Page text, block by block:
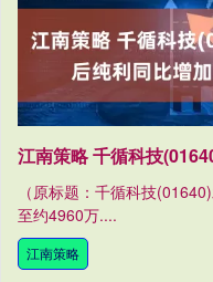
江南策略 千循科技
（原标题：千循科技
至约4960万....
江南策略